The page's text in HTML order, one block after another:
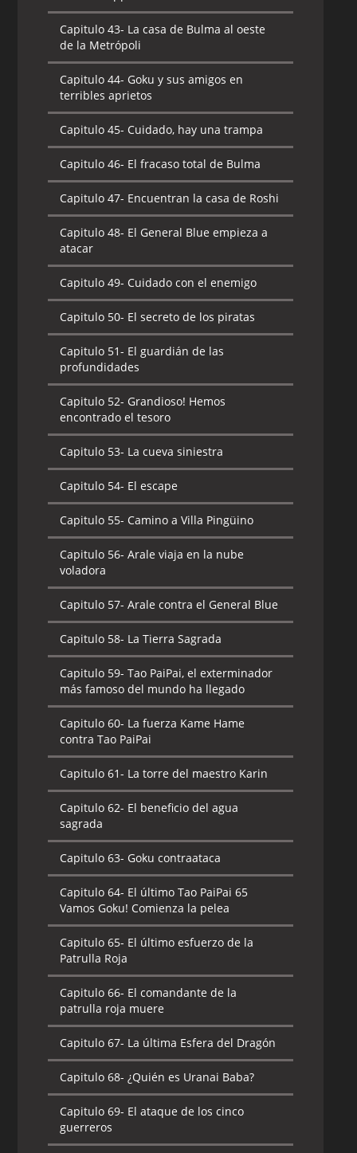
Capitulo 43- La casa de Bulma al oeste
de la Metrópoli
Capitulo 44- Goku y sus amigos en
terribles aprietos
Capitulo 45- Cuidado, hay una trampa
Capitulo 46- El fracaso total de Bulma
Capitulo 47- Encuentran la casa de Roshi
Capitulo 48- El General Blue empieza a
atacar
Capitulo 49- Cuidado con el enemigo
Capitulo 50- El secreto de los piratas
Capitulo 51- El guardián de las
profundidades
Capitulo 52- Grandioso! Hemos
encontrado el tesoro
Capitulo 53- La cueva siniestra
Capitulo 54- El escape
Capitulo 55- Camino a Villa Pingüino
Capitulo 56- Arale viaja en la nube
voladora
Capitulo 57- Arale contra el General Blue
Capitulo 58- La Tierra Sagrada
Capitulo 59- Tao PaiPai, el exterminador
más famoso del mundo ha llegado
Capitulo 60- La fuerza Kame Hame
contra Tao PaiPai
Capitulo 61- La torre del maestro Karin
Capitulo 62- El beneficio del agua
sagrada
Capitulo 63- Goku contraataca
Capitulo 64- El último Tao PaiPai 65
Vamos Goku! Comienza la pelea
Capitulo 65- El último esfuerzo de la
Patrulla Roja
Capitulo 66- El comandante de la
patrulla roja muere
Capitulo 67- La última Esfera del Dragón
Capitulo 68- ¿Quién es Uranai Baba?
Capitulo 69- El ataque de los cinco
guerreros